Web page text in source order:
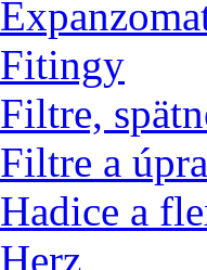
Fitingy
Filtre,
Filtre a
Hadice a
Herz